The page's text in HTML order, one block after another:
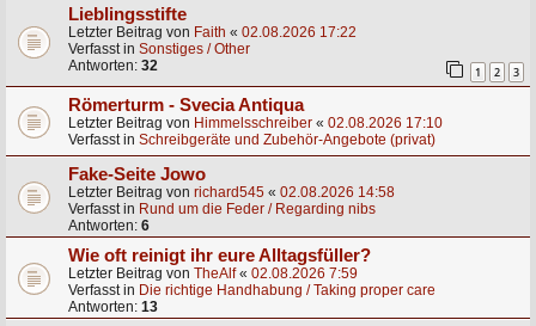
Lieblingsstifte
Letzter Beitrag von Faith « 02.08.2026 17:22
Verfasst in Sonstiges / Other
Antworten: 32 1 2 3
Römerturm - Svecia Antiqua
Letzter Beitrag von Himmelsschreiber « 02.08.2026 17:10
Verfasst in Schreibgeräte und Zubehör-Angebote (privat)
Fake-Seite Jowo
Letzter Beitrag von richard545 « 02.08.2026 14:58
Verfasst in Rund um die Feder / Regarding nibs
Antworten: 6
Wie oft reinigt ihr eure Alltagsfüller?
Letzter Beitrag von TheAlf« 02.08.2026 7:59
Verfasst in Die richtige Handhabung / Taking proper care
Antworten: 13